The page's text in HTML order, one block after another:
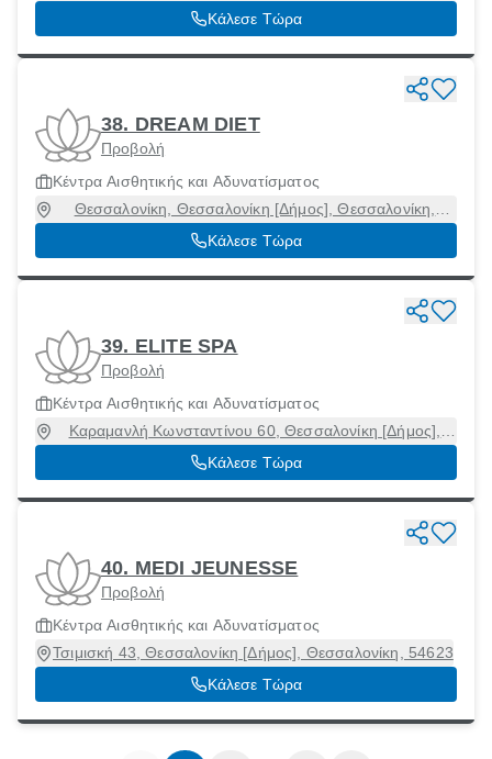
54622
Κάλεσε Τώρα
38. DREAM DIET
Προβολή
Κέντρα Αισθητικής και Αδυνατίσματος
Θεσσαλονίκη, Θεσσαλονίκη [Δήμος], Θεσσαλονίκη,
54626
Κάλεσε Τώρα
39. ELITE SPA
Προβολή
Κέντρα Αισθητικής και Αδυνατίσματος
Καραμανλή Κωνσταντίνου 60, Θεσσαλονίκη [Δήμος],
Θεσσαλονίκη, 54642
Κάλεσε Τώρα
40. MEDI JEUNESSE
Προβολή
Κέντρα Αισθητικής και Αδυνατίσματος
Τσιμισκή 43, Θεσσαλονίκη [Δήμος], Θεσσαλονίκη, 54623
Κάλεσε Τώρα